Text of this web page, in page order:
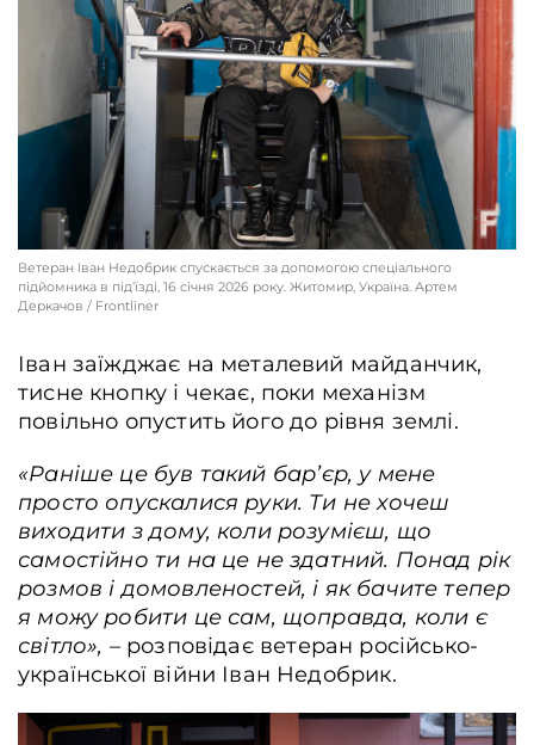
Ветеран Іван Недобрик спускається за допомогою спеціального
підйомника в під'їзді, 16 січня 2026 року. Житомир, Україна. Артем
Деркачов / Frontliner
Іван заїжджає на металевий майданчик,
тисне кнопку і чекає, поки механізм
повільно опустить його до рівня землі.
«Раніше це був такий бар’єр, у мене
просто опускалися руки. Ти не хочеш
виходити з дому, коли розумієш, що
самостійно ти на це не здатний. Понад рік
розмов і домовленостей, і як бачите тепер
я можу робити це сам, щоправда, коли є
світло», – розповідає ветеран російсько-
української війни Іван Недобрик.